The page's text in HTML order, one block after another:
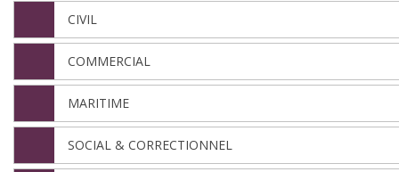
CIVIL
COMMERCIAL
MARITIME
SOCIAL & CORRECTIONNEL